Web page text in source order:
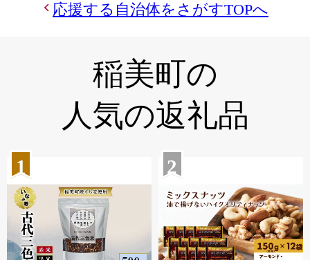
応援する自治体をさがすTOPへ
稲美町の
人気の返礼品
1 2